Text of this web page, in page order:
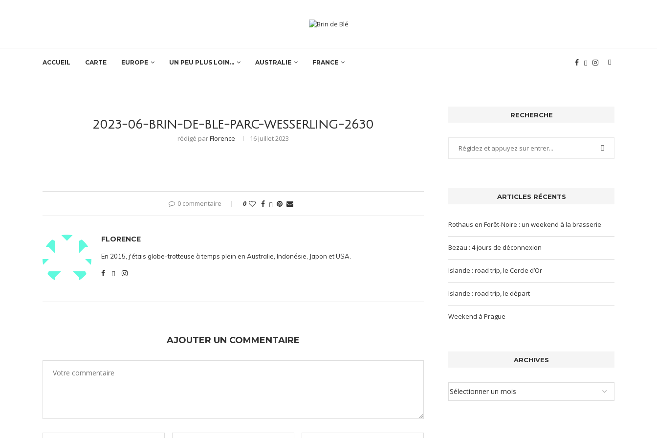
ACCUEIL CARTE EUROPE UN PEU PLUS LOIN… AUSTRALIE FRANCE
2023-06-BRIN-DE-BLE-PARC-WESSERLING-2630
rédigé parFlorence 16 juillet 2023
0 commentaire 0
FLORENCE
En 2015, j'étais globe-trotteuse à temps plein en Australie, Indonésie, Japon et USA.
AJOUTER UN COMMENTAIRE
RECHERCHE
ARTICLES RÉCENTS
Rothaus en Forêt-Noire : un weekend à la brasserie
Bezau : 4 jours de déconnexion
Islande : road trip, le Cercle d’Or
Islande : road trip, le départ
Weekend à Prague
ARCHIVES